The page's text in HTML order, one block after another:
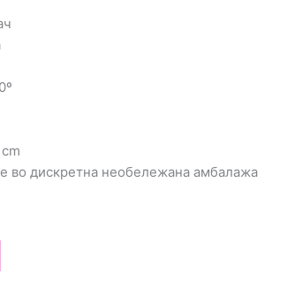
во дискретна необележана амбалажа